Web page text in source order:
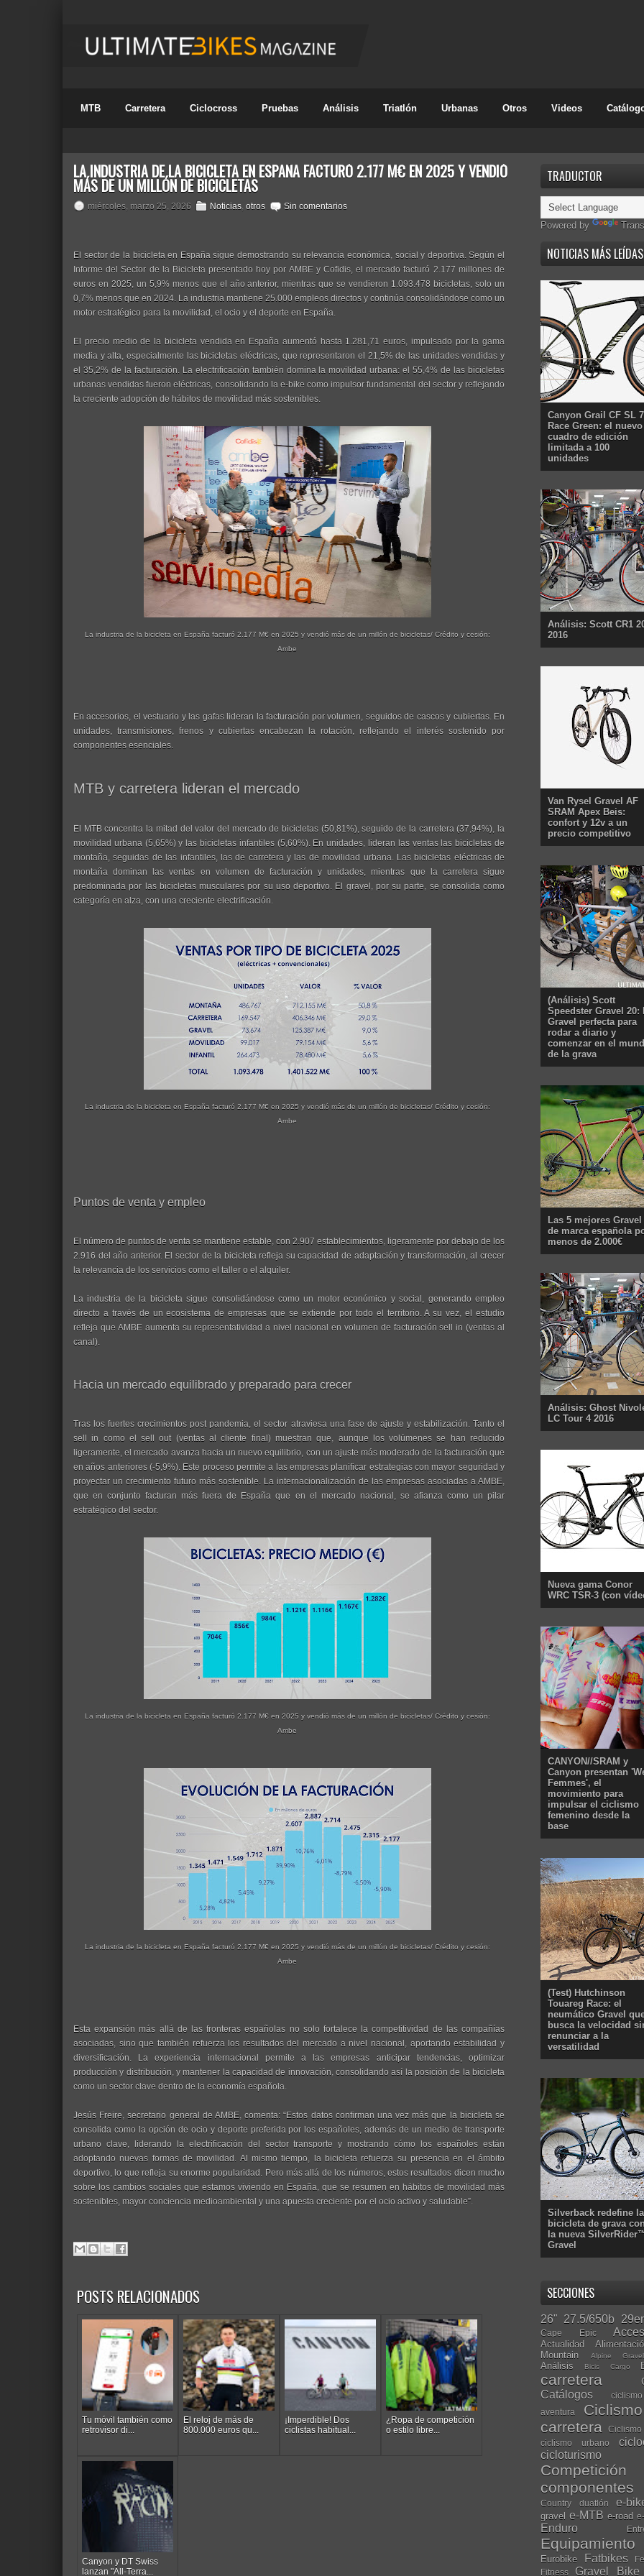
MTB Carretera Ciclocross Pruebas Análisis Triatlón Urbanas Otros Videos
LA INDUSTRIA DE LA BICICLETA EN ESPAÑA FACTURÓ 2.177 M€ EN 2025 Y VENDIÓ
MÁS DE UN MILLÓN DE BICICLETAS
miércoles, marzo 25, 2026 Noticias, otros Sin comentarios
El sector de la bicicleta en España sigue demostrando su relevancia económica, social y deportiva. Según el
Informe del Sector de la Bicicleta presentado hoy por AMBE y Cofidis, el mercado facturó 2.177 millones de
euros en 2025, un 5,9% menos que el año anterior, mientras que se vendieron 1.093.478 bicicletas, solo un
0,7% menos que en 2024. La industria mantiene 25.000 empleos directos y continúa consolidándose como un
motor estratégico para la movilidad, el ocio y el deporte en España.
El precio medio de la bicicleta vendida en España aumentó hasta 1.281,71 euros, impulsado por la gama
media y alta, especialmente las bicicletas eléctricas, que representaron el 21,5% de las unidades vendidas y
el 35,2% de la facturación. La electrificación también domina la movilidad urbana: el 55,4% de las bicicletas
urbanas vendidas fueron eléctricas, consolidando la e-bike como impulsor fundamental del sector y reflejando
la creciente adopción de hábitos de movilidad más sostenibles.
La industria de la bicicleta en España facturó 2.177 M€ en 2025 y vendió más de un millón de bicicletas/ Crédito y cesión:
Ambe
En accesorios, el vestuario y las gafas lideran la facturación por volumen, seguidos de cascos y cubiertas. En
unidades, transmisiones, frenos y cubiertas encabezan la rotación, reflejando el interés sostenido por
componentes esenciales.
MTB y carretera lideran el mercado
El MTB concentra la mitad del valor del mercado de bicicletas (50,81%), seguido de la carretera (37,94%), la
movilidad urbana (5,65%) y las bicicletas infantiles (5,60%). En unidades, lideran las ventas las bicicletas de
montaña, seguidas de las infantiles, las de carretera y las de movilidad urbana. Las bicicletas eléctricas de
montaña dominan las ventas en volumen de facturación y unidades, mientras que la carretera sigue
predominada por las bicicletas musculares por su uso deportivo. El gravel, por su parte, se consolida como
categoría en alza, con una creciente electrificación.
La industria de la bicicleta en España facturó 2.177 M€ en 2025 y vendió más de un millón de bicicletas/ Crédito y cesión:
Ambe
Puntos de venta y empleo
El número de puntos de venta se mantiene estable, con 2.907 establecimientos, ligeramente por debajo de los
2.916 del año anterior. El sector de la bicicleta refleja su capacidad de adaptación y transformación, al crecer
la relevancia de los servicios como el taller o el alquiler.
La industria de la bicicleta sigue consolidándose como un motor económico y social, generando empleo
directo a través de un ecosistema de empresas que se extiende por todo el territorio. A su vez, el estudio
refleja que AMBE aumenta su representatividad a nivel nacional en volumen de facturación sell in (ventas al
canal).
Hacia un mercado equilibrado y preparado para crecer
Tras los fuertes crecimientos post pandemia, el sector atraviesa una fase de ajuste y estabilización. Tanto el
sell in como el sell out (ventas al cliente final) muestran que, aunque los volúmenes se han reducido
ligeramente, el mercado avanza hacia un nuevo equilibrio, con un ajuste más moderado de la facturación que
en años anteriores (-5,9%). Este proceso permite a las empresas planificar estrategias con mayor seguridad y
proyectar un crecimiento futuro más sostenible. La internacionalización de las empresas asociadas a AMBE,
que en conjunto facturan más fuera de España que en el mercado nacional, se afianza como un pilar
estratégico del sector.
La industria de la bicicleta en España facturó 2.177 M€ en 2025 y vendió más de un millón de bicicletas/ Crédito y cesión:
Ambe
La industria de la bicicleta en España facturó 2.177 M€ en 2025 y vendió más de un millón de bicicletas/ Crédito y cesión:
Ambe
Esta expansión más allá de las fronteras españolas no solo fortalece la competitividad de las compañías
asociadas, sino que también refuerza los resultados del mercado a nivel nacional, aportando estabilidad y
diversificación. La experiencia internacional permite a las empresas anticipar tendencias, optimizar
producción y distribución, y mantener la capacidad de innovación, consolidando así la posición de la bicicleta
como un sector clave dentro de la economía española.
Jesús Freire, secretario general de AMBE, comenta: “Estos datos confirman una vez más que la bicicleta se
consolida como la opción de ocio y deporte preferida por los españoles, además de un medio de transporte
urbano clave, liderando la electrificación del sector transporte y mostrando cómo los españoles están
adoptando nuevas formas de movilidad. Al mismo tiempo, la bicicleta refuerza su presencia en el ámbito
deportivo, lo que refleja su enorme popularidad. Pero más allá de los números, estos resultados dicen mucho
sobre los cambios sociales que estamos viviendo en España, que se resumen en hábitos de movilidad más
sostenibles, mayor conciencia medioambiental y una apuesta creciente por el ocio activo y saludable”.
POSTS RELACIONADOS
Tu móvil también como
retrovisor di...
El reloj de más de
800.000 euros qu...
¡Imperdible! Dos
ciclistas habitual...
¿Ropa de competición
o estilo libre...
Canyon y DT Swiss
lanzan "All-Terra...
TRADUCTOR
Powered by
NOTICIAS MÁS LEÍDAS
Canyon Grail CF SL 7
Race Green: el nuevo
cuadro de edición
limitada a 100
unidades
Análisis: Scott CR1
2016
Van Rysel Gravel AF
SRAM Apex Beis:
confort y 12v a un
precio competitivo
(Análisis) Scott
Speedster Gravel 20:
Gravel perfecta para
rodar a diario y
comenzar en el
de la grava
Las 5 mejores Gravel
de marca española
menos de 2.000€
Análisis: Ghost
LC Tour 4 2016
Nueva gama Conor
WRC TSR-3 (con
CANYON//SRAM y
Canyon presentan
Femmes', el
movimiento para
impulsar el ciclismo
femenino desde la
base
(Test) Hutchinson
Touareg Race: el
neumático Gravel
busca la velocidad
renunciar a la
versatilidad
Silverback redefine la
bicicleta de grava
la nueva
Gravel
SECCIONES
26" 27.5/650b 29er
Cape Epic
Actualidad
Mountain
Alpine
Análisis Bicis Cargo
carretera
Catálogos
aventura
carretera
Ciclismo
ciclismo urbano
cicloturismo
Competición
componentes
Country duatlón e-
gravel e-MTB e-road
Enduro
Equipamiento
Eurobike Fatbikes
Fitness
Gravel Bike